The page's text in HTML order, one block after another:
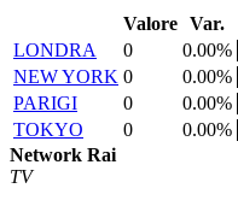
Valore Var.
LONDRA
0
0.00%
NEW YORK 0
0.00%
PARIGI
0
0.00%
TOKYO
0
0.00%
Network Rai
TV